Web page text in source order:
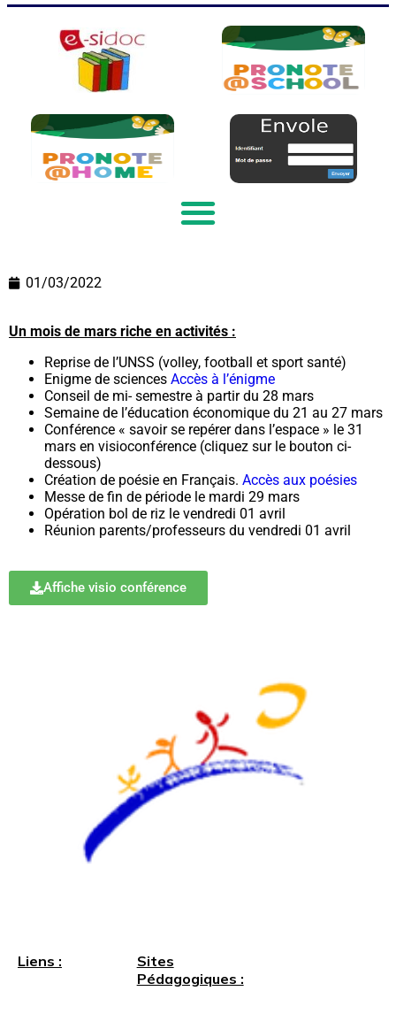
01/03/2022
Un mois de mars riche en activités :
Reprise de l’UNSS (volley, football et sport santé)
Enigme de sciences Accès à l’énigme
Conseil de mi- semestre à partir du 28 mars
Semaine de l’éducation économique du 21 au 27 mars
Conférence « savoir se repérer dans l’espace » le 31
mars en visioconférence (cliquez sur le bouton ci-
dessous)
Création de poésie en Français. Accès aux poésies
Messe de fin de période le mardi 29 mars
Opération bol de riz le vendredi 01 avril
Réunion parents/professeurs du vendredi 01 avril
Affiche visio conférence
Liens :
Sites
Pédagogiques :